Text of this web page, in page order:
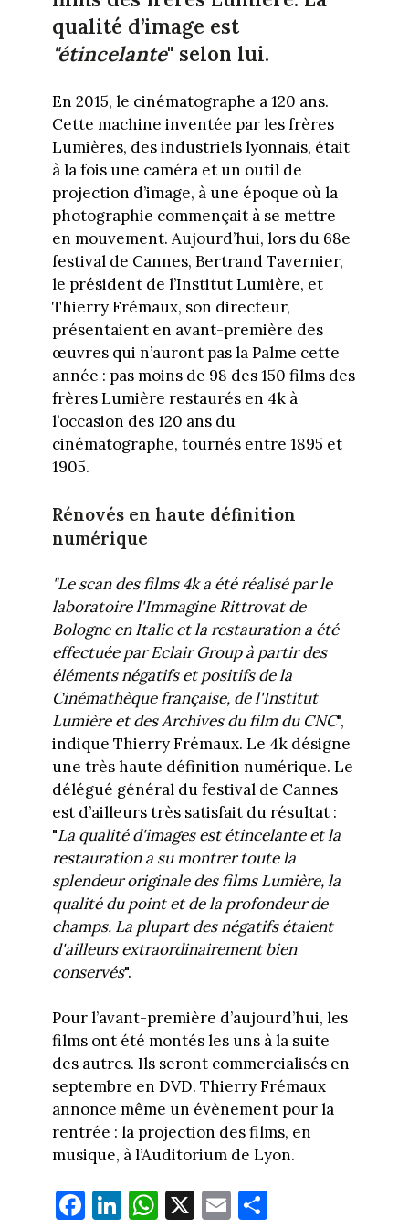
qualité d’image est
"étincelante" selon lui.
En 2015, le cinématographe a 120 ans.
Cette machine inventée par les frères
Lumières, des industriels lyonnais, était
à la fois une caméra et un outil de
projection d’image, à une époque où la
photographie commençait à se mettre
en mouvement. Aujourd’hui, lors du 68e
festival de Cannes, Bertrand Tavernier,
le président de l’Institut Lumière, et
Thierry Frémaux, son directeur,
présentaient en avant-première des
œuvres qui n’auront pas la Palme cette
année : pas moins de 98 des 150 films des
frères Lumière restaurés en 4k à
l’occasion des 120 ans du
cinématographe, tournés entre 1895 et
1905.
Rénovés en haute définition
numérique
"Le scan des films 4k a été réalisé par le
laboratoire l'Immagine Rittrovat de
Bologne en Italie et la restauration a été
effectuée par Eclair Group à partir des
éléments négatifs et positifs de la
Cinémathèque française, de l'Institut
Lumière et des Archives du film du CNC",
indique Thierry Frémaux. Le 4k désigne
une très haute définition numérique. Le
délégué général du festival de Cannes
est d’ailleurs très satisfait du résultat :
"La qualité d'images est étincelante et la
restauration a su montrer toute la
splendeur originale des films Lumière, la
qualité du point et de la profondeur de
champs. La plupart des négatifs étaient
d'ailleurs extraordinairement bien
conservés".
Pour l’avant-première d’aujourd’hui, les
films ont été montés les uns à la suite
des autres. Ils seront commercialisés en
septembre en DVD. Thierry Frémaux
annonce même un évènement pour la
rentrée : la projection des films, en
musique, à l’Auditorium de Lyon.
Fa Li W X E Pa